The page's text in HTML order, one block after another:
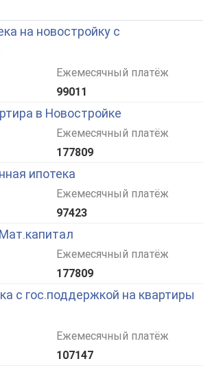
на новостройку с
Ежемесячный платёж
99011
в Новостройке
Ежемесячный платёж
177809
ипотека
Ежемесячный платёж
97423
Ежемесячный платёж
177809
с гос.поддержкой на квартиры
Ежемесячный платёж
107147